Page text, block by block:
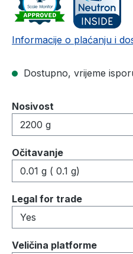
Informacije o plaćanju i
Dostupno, vrijeme
Odaberi
Nosivost
Odaberi
Očitavanje
Odaberi
Legal for trade
Odaberi
Veličina platforme